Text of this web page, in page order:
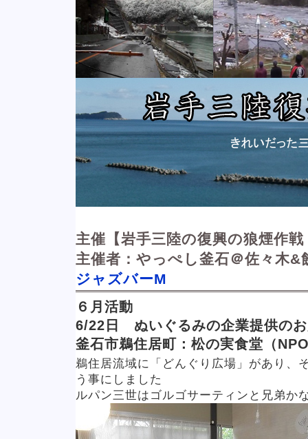
主催【岩手三陸の復興の狼煙作
主催者：やっぺし釜石＠佐々木&
ジャズバーM
６月活動
6/22日 ぬいぐるみの企業提供の
釜石市鵜住居町：松の実食堂（
鵜住居流域に「どんぐり広場」があり、
う事にしました
ルパン三世はゴルゴサーティンと兄弟か